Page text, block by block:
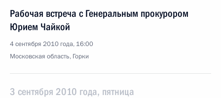
Рабочая встреча с Генеральным прокурором
Юрием Чайкой
4 сентября 2010 года, 16:00
Московская область, Горки
3 сентября 2010 года, пятница